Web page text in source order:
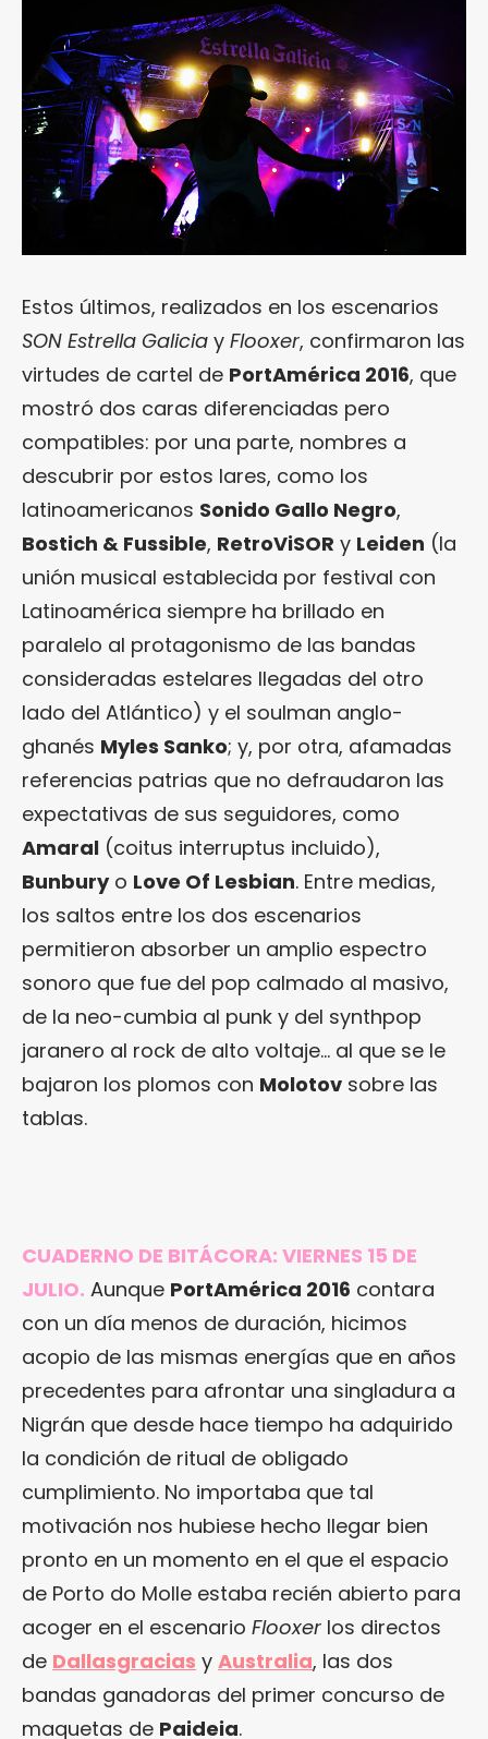
Estos últimos, realizados en los escenarios
SON Estrella Galicia y Flooxer, confirmaron las
virtudes de cartel de PortAmérica 2016, que
mostró dos caras diferenciadas pero
compatibles: por una parte, nombres a
descubrir por estos lares, como los
latinoamericanos Sonido Gallo Negro,
Bostich & Fussible, RetroViSOR y Leiden (la
unión musical establecida por festival con
Latinoamérica siempre ha brillado en
paralelo al protagonismo de las bandas
consideradas estelares llegadas del otro
lado del Atlántico) y el soulman anglo-
ghanés Myles Sanko; y, por otra, afamadas
referencias patrias que no defraudaron las
expectativas de sus seguidores, como
Amaral (coitus interruptus incluido),
Bunburyo Love Of Lesbian. Entre medias,
los saltos entre los dos escenarios
permitieron absorber un amplio espectro
sonoro que fue del pop calmado al masivo,
de la neo-cumbia al punk y del synthpop
jaranero al rock de alto voltaje… al que se le
bajaron los plomos con Molotov sobre las
tablas.
CUADERNO DE BITÁCORA: VIERNES 15 DE
JULIO. Aunque PortAmérica 2016 contara
con un día menos de duración, hicimos
acopio de las mismas energías que en años
precedentes para afrontar una singladura a
Nigrán que desde hace tiempo ha adquirido
la condición de ritual de obligado
cumplimiento. No importaba que tal
motivación nos hubiese hecho llegar bien
pronto en un momento en el que el espacio
de Porto do Molle estaba recién abierto para
acoger en el escenario Flooxer los directos
de Dallasgracias y Australia, las dos
bandas ganadoras del primer concurso de
maquetas de Paideia.